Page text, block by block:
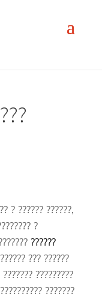
? ?????? ??????,
?
??????
??? ??????
?????????
???????